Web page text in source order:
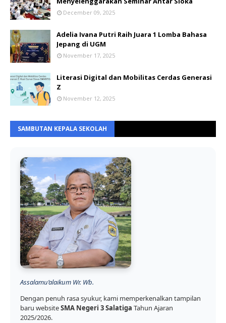
December 09, 2025
Adelia Ivana Putri Raih Juara 1 Lomba Bahasa
Jepang di UGM
November 17, 2025
Literasi Digital dan Mobilitas Cerdas Generasi
Z
November 12, 2025
SAMBUTAN KEPALA SEKOLAH
Assalamu’alaikum Wr. Wb.
Dengan penuh rasa syukur, kami memperkenalkan tampilan
baru websiteSMA Negeri 3 Salatiga Tahun Ajaran
2025/2026.